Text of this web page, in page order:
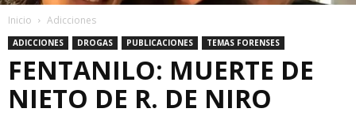
Inicio Adicciones
ADICCIONES DROGAS PUBLICACIONES TEMAS FORENSES
FENTANILO: MUERTE DE
NIETO DE R. DE NIRO